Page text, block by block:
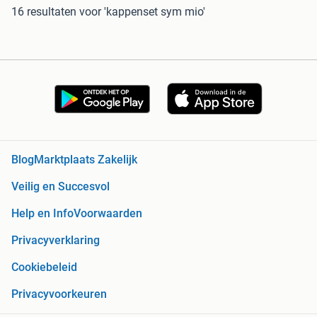
16 resultaten voor 'kappenset sym mio'
Blog Marktplaats Zakelijk
Veilig en Succesvol
Help en InfoVoorwaarden
Privacyverklaring
Cookiebeleid
Privacyvoorkeuren